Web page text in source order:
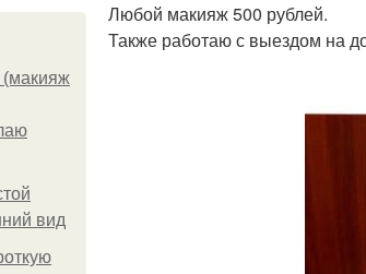
вид
Любой макияж 500 рублей.
Также работаю с выездом на